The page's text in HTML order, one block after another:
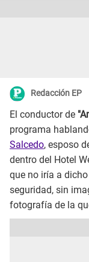
Redacción EP
El conductor de
programa
Salcedo, esposo
dentro del Hotel
que no iría a
seguridad, sin
fotografía de la